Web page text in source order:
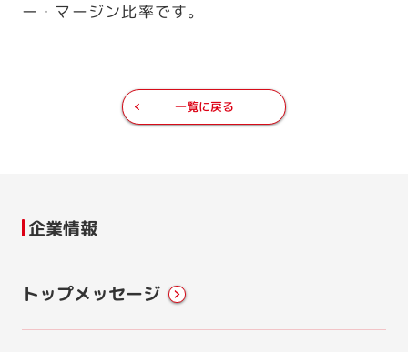
ー・マージン比率です。
一覧に戻る
企業情報
トップメッセージ